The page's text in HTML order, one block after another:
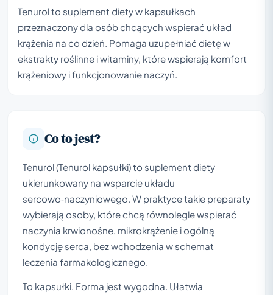
Tenurol to suplement diety w kapsułkach
przeznaczony dla osób chcących wspierać układ
krążenia na co dzień. Pomaga uzupełniać dietę w
ekstrakty roślinne i witaminy, które wspierają komfort
krążeniowy i funkcjonowanie naczyń.
Co to jest?
Tenurol (Tenurol kapsułki) to suplement diety
ukierunkowany na wsparcie układu
sercowo‑naczyniowego. W praktyce takie preparaty
wybierają osoby, które chcą równolegle wspierać
naczynia krwionośne, mikrokrążenie i ogólną
kondycję serca, bez wchodzenia w schemat
leczenia farmakologicznego.
To kapsułki. Forma jest wygodna. Ułatwia